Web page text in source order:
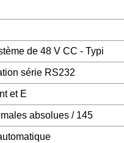
de 48 V CC - Typi
série RS232
et E
absolues / 145